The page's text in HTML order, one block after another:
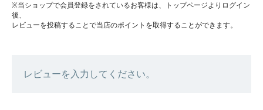
※当ショップで会員登録をされているお客様は、トップページよりログイン
後、
レビューを投稿することで当店のポイントを取得することができます。
レビューを入力してください。